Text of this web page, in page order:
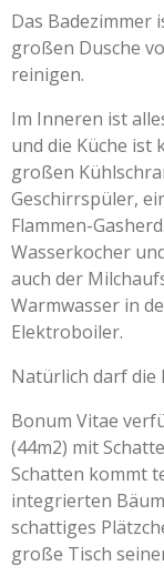
Das
großen Dusche
reinigen.
Im Inneren ist
und die Küche
großen
Geschirrspüler,
Flammen-
Wasserkocher
auch der
Warmwasser in
Elektroboiler.
Natürlich darf die
Bonum Vitae
(44m2) mit
Schatten kommt
integrierten
schattiges
große Tisch